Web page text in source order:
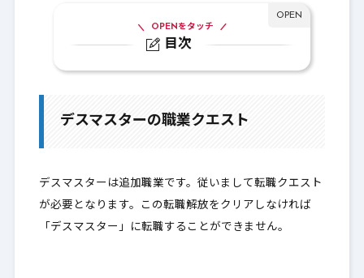
目次
OPENをタッチ
1-2. デスマスター転職解放クエスト
1-5. 第3話フロー
デスマスターの職業クエスト
デスマスターは追加職業です。従いまして転職クエスト
が必要となります。この転職解放をクリアしなければ
「デスマスター」に転職することができません。